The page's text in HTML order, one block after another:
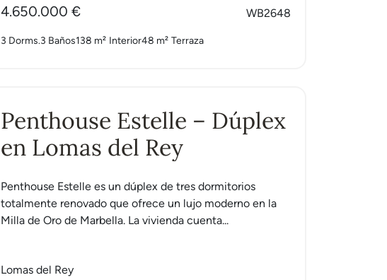
4.650.000 € WB2648
3 Dorms.3 Baños138 m² Interior48 m² Terraza
Penthouse Estelle – Dúplex
en Lomas del Rey
Penthouse Estelle es un dúplex de tres dormitorios
totalmente renovado que ofrece un lujo moderno en la
Milla de Oro de Marbella. La vivienda cuenta...
Lomas del Rey